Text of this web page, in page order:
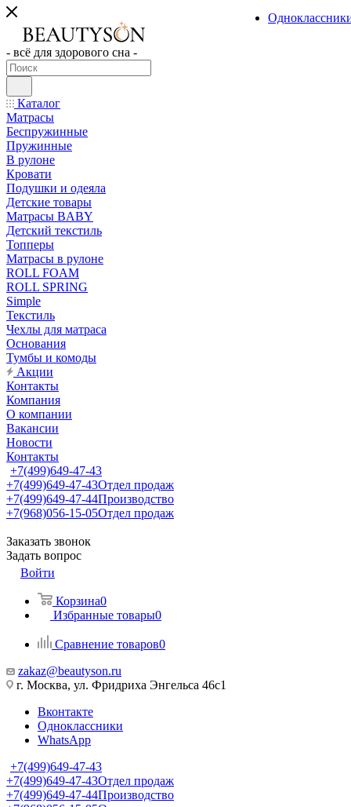
- всё для здорового сна -
Каталог
Матрасы
Беспружинные
Пружинные
В рулоне
Кровати
Подушки и одеяла
Детские товары
Матрасы BABY
Детский текстиль
Топперы
Матрасы в рулоне
ROLL FOAM
ROLL SPRING
Simple
Текстиль
Чехлы для матраса
Основания
Тумбы и комоды
Акции
Контакты
Компания
О компании
Вакансии
Новости
Контакты
+7(499)649-47-43
+7(499)649-47-43Отдел продаж
+7(499)649-47-44Производство
+7(968)056-15-05Отдел продаж
Заказать звонок
Задать вопрос
Войти
Корзина0
Избранные товары0
Сравнение товаров0
zakaz@beautyson.ru
г. Москва, ул. Фридриха Энгельса 46с1
Вконтакте
Одноклассники
WhatsApp
+7(499)649-47-43
+7(499)649-47-43Отдел продаж
+7(499)649-47-44Производство